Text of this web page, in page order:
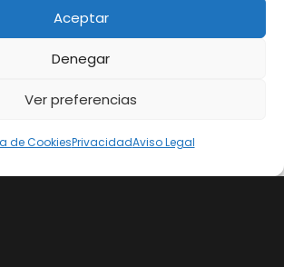
Aceptar
Denegar
Ver preferencias
de CookiesPrivacidadAviso Legal
de la Unión Europea con cargo
FEDER de Andalucía 2014-
como parte de la respuesta de la
el sobrecoste energético de gas
a pymes y autónomos